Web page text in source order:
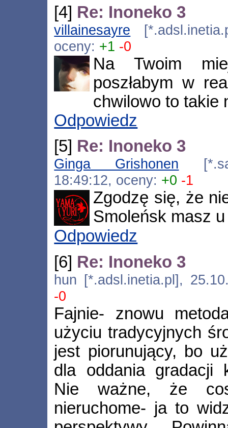
[4] Re: Inoneko 3
villainesayre
oceny: +1 -0
Na Twoim
poszłabym w
chwilowo to takie
Odpowiedz
[5] Re: Inoneko 3
Ginga Grishonen
18:49:12, oceny: +0 -1
Zgodzę się, że
Smoleńsk masz
Odpowiedz
[6] Re: Inoneko 3
hun [*.adsl.inetia.pl],
-0
Fajnie- znowu
użyciu tradycyjnych
jest piorunujący, bo
dla oddania gradacji
Nie ważne, że
nieruchome- ja to